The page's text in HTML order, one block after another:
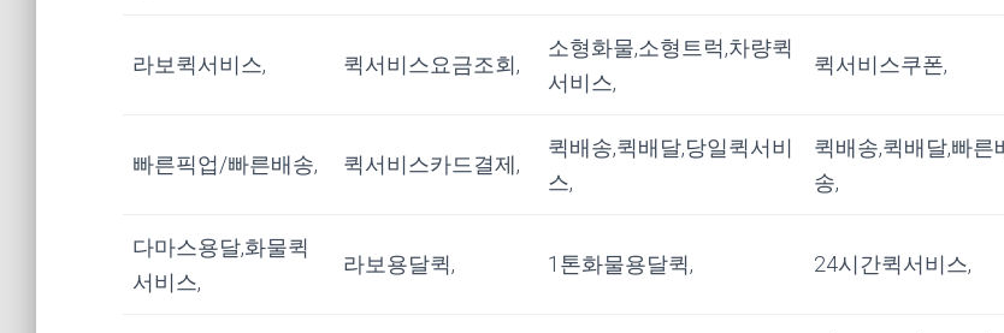
라보퀵서비스, 퀵서비스요금조회,
소형화물,소형트럭,차량퀵
서비스,
퀵서비스쿠폰,
빠른픽업/빠른배송, 퀵서비스카드결제,
퀵배송,퀵배달,당일퀵서비
스,
퀵배송,퀵배달,빠른
송,
다마스용달,화물퀵
서비스,
라보용달퀵, 1톤화물용달퀵, 24시간퀵서비스,